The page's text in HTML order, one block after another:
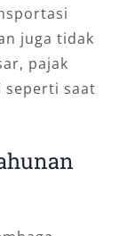
juga tidak
pajak
seperti saat